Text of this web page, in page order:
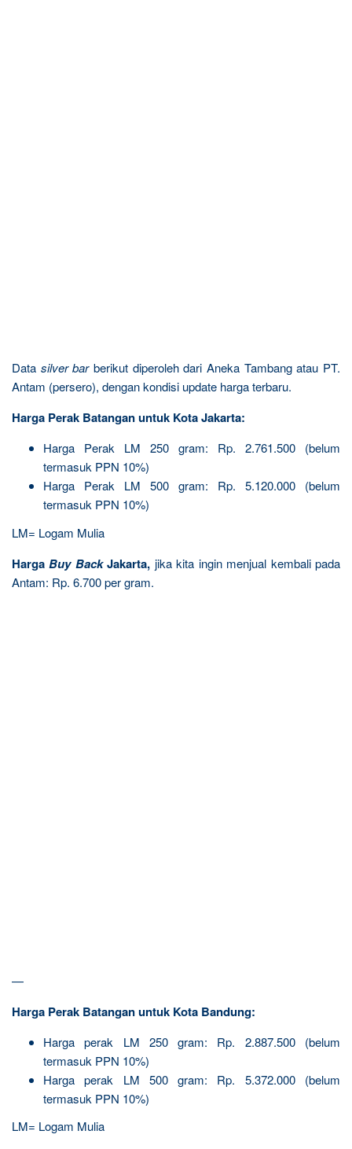
Data silver barberikut diperoleh dari Aneka Tambang atau PT.
Antam (persero), dengan kondisi update harga terbaru.
Harga Perak Batangan untuk Kota Jakarta:
Harga Perak LM 250 gram: Rp. 2.761.500 (belum
termasuk PPN 10%)
Harga Perak LM 500 gram: Rp. 5.120.000 (belum
termasuk PPN 10%)
LM= Logam Mulia
HargaBuy BackJakarta, jika kita ingin menjual kembali pada
Antam: Rp. 6.700 per gram.
—
Harga Perak Batangan untuk Kota Bandung:
Harga perak LM 250 gram: Rp. 2.887.500 (belum
termasuk PPN 10%)
Harga perak LM 500 gram: Rp. 5.372.000 (belum
termasuk PPN 10%)
LM= Logam Mulia